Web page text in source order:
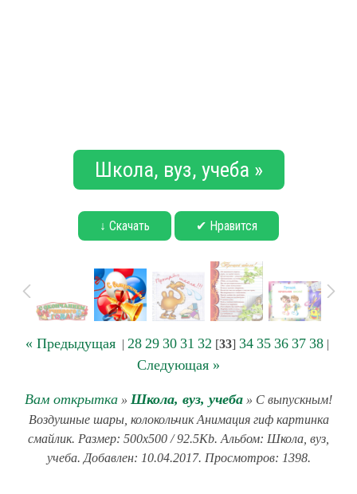
Школа, вуз, учеба »
↓ Скачать ✔ Нравится
« Предыдущая| 28 29 30 31 32 [33] 34 35 36 37 38|
Следующая »
Вам открытка » Школа, вуз, учеба » С выпускным!
Воздушные шары, колокольчик Анимация гиф картинка
смайлик. Размер: 500x500 / 92.5Kb. Альбом: Школа, вуз,
учеба. Добавлен: 10.04.2017. Просмотров: 1398.